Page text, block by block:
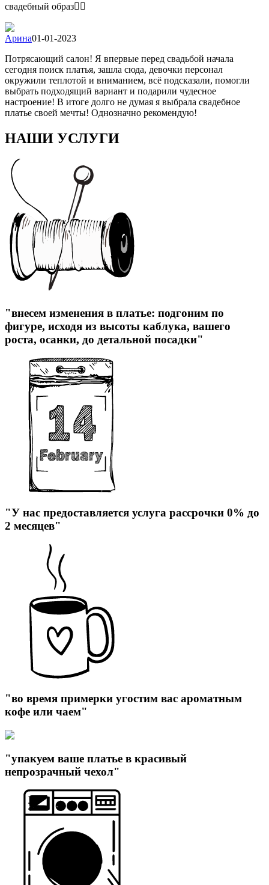
свадебный образ👍🏻
Арина01-01-2023
Потрясающий салон! Я впервые перед свадьбой начала
сегодня поиск платья, зашла сюда, девочки персонал
окружили теплотой и вниманием, всё подсказали, помогли
выбрать подходящий вариант и подарили чудесное
настроение! В итоге долго не думая я выбрала свадебное
платье своей мечты! Однозначно рекомендую!
НАШИ УСЛУГИ
"внесем изменения в платье: подгоним по
фигуре, исходя из высоты каблука, вашего
роста, осанки, до детальной посадки"
"У нас предоставляется услуга рассрочки 0% до
2 месяцев"
"во время примерки угостим вас ароматным
кофе или чаем"
"упакуем ваше платье в красивый
непрозрачный чехол"